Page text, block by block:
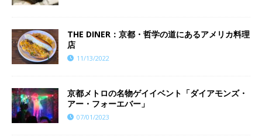
THE DINER：京都・哲学の道にあるアメリカ料理
店
11/13/2022
京都メトロの名物ゲイイベント「ダイアモンズ・
アー・フォーエバー」
07/01/2023